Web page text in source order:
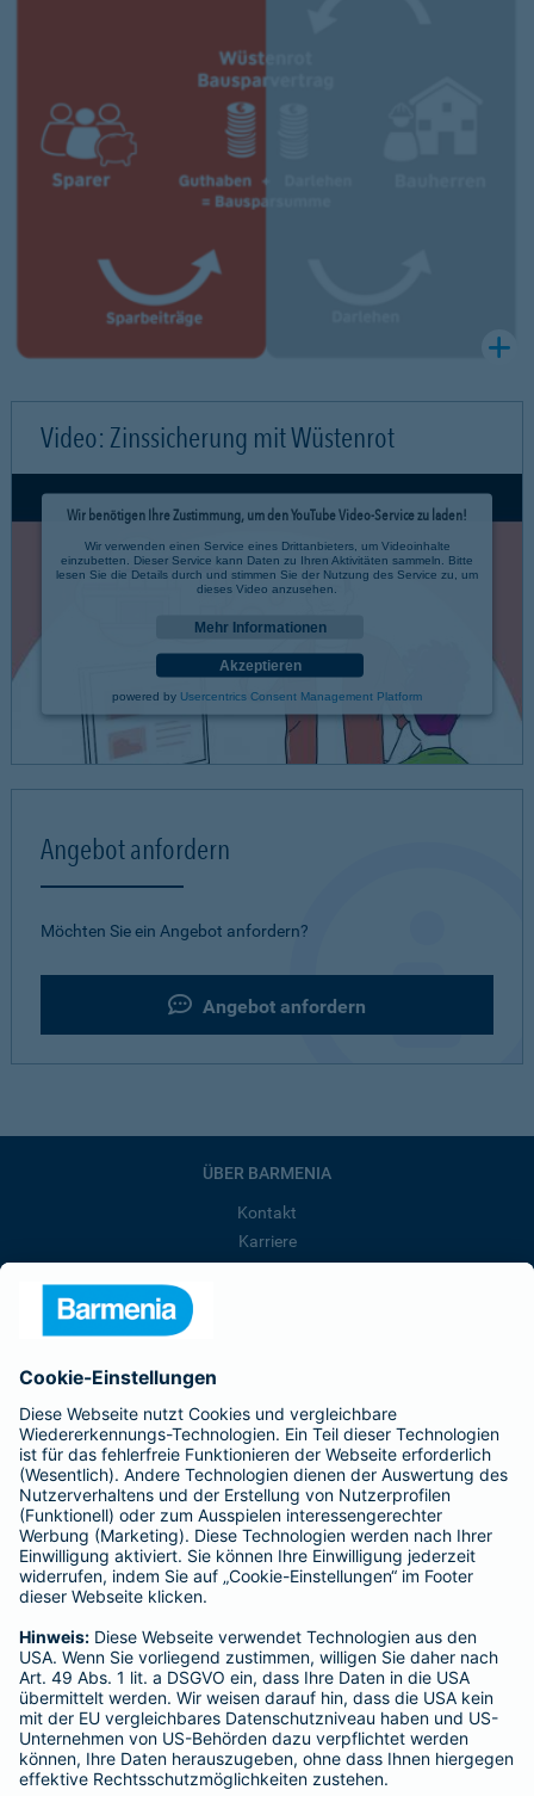
Video: Zinssicherung mit Wüstenrot
Wir benötigen Ihre Zustimmung, um den YouTube Video-Service zu laden!
Wir verwenden einen Service eines Drittanbieters, um Videoinhalte
einzubetten. Dieser Service kann Daten zu Ihren Aktivitäten sammeln. Bitte
lesen Sie die Details durch und stimmen Sie der Nutzung des Service zu, um
dieses Video anzusehen.
Mehr Informationen
Akzeptieren
powered by Usercentrics Consent Management Platform
Angebot anfordern
Möchten Sie ein Angebot anfordern?
Angebot anfordern
ÜBER BARMENIA
Kontakt
Karriere
Presse
Barmenia ist Teil der BarmeniaGothaer
BELIEBTE SEITEN
Kranken-Zusatzversicherung
Tierversicherungen
Haftpflichtversicherung
Hausratversicherung
Adresse ändern
Schaden melden
Kilometerstandsmeldung
Serviceübersicht